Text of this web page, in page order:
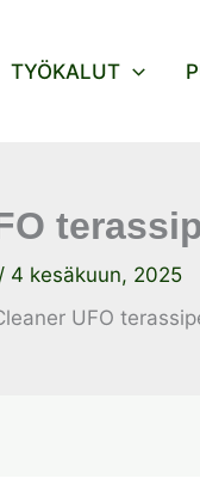
TYÖKALUT
/ 4 kesäkuun, 2025
UFO